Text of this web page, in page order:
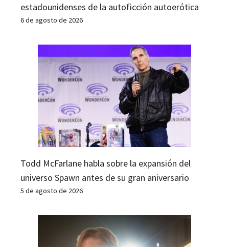
estadounidenses de la autoficción autoerótica
6 de agosto de 2026
Todd McFarlane habla sobre la expansión del
universo Spawn antes de su gran aniversario
5 de agosto de 2026